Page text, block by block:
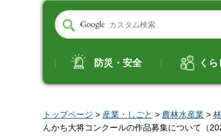
防災・安全 く
トップページ > 産業・しごと > 農林水産業 >
んかち大将コンクールの作品募集について（